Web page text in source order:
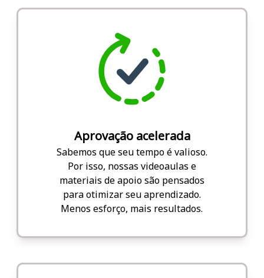
Aprovação acelerada
Sabemos que seu tempo é valioso.
Por isso, nossas videoaulas e
materiais de apoio são pensados
para otimizar seu aprendizado.
Menos esforço, mais resultados.